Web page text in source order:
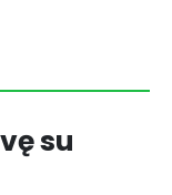
su